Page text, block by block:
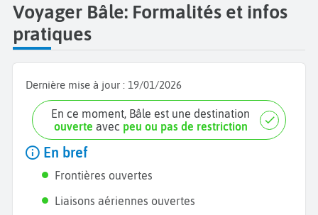
Voyager Bâle: Formalités et infos
pratiques
Dernière mise à jour : 19/01/2026
En ce moment, Bâle est une destination
ouverte avec peu ou pas de restriction
En bref
Frontières ouvertes
Liaisons aériennes ouvertes